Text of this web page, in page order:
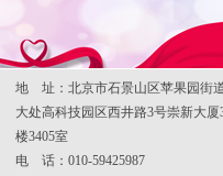
地 址：北京市石景山区苹果园街
大处高科技园区西井路3号崇新大厦
楼3405室
电 话：010-59425987